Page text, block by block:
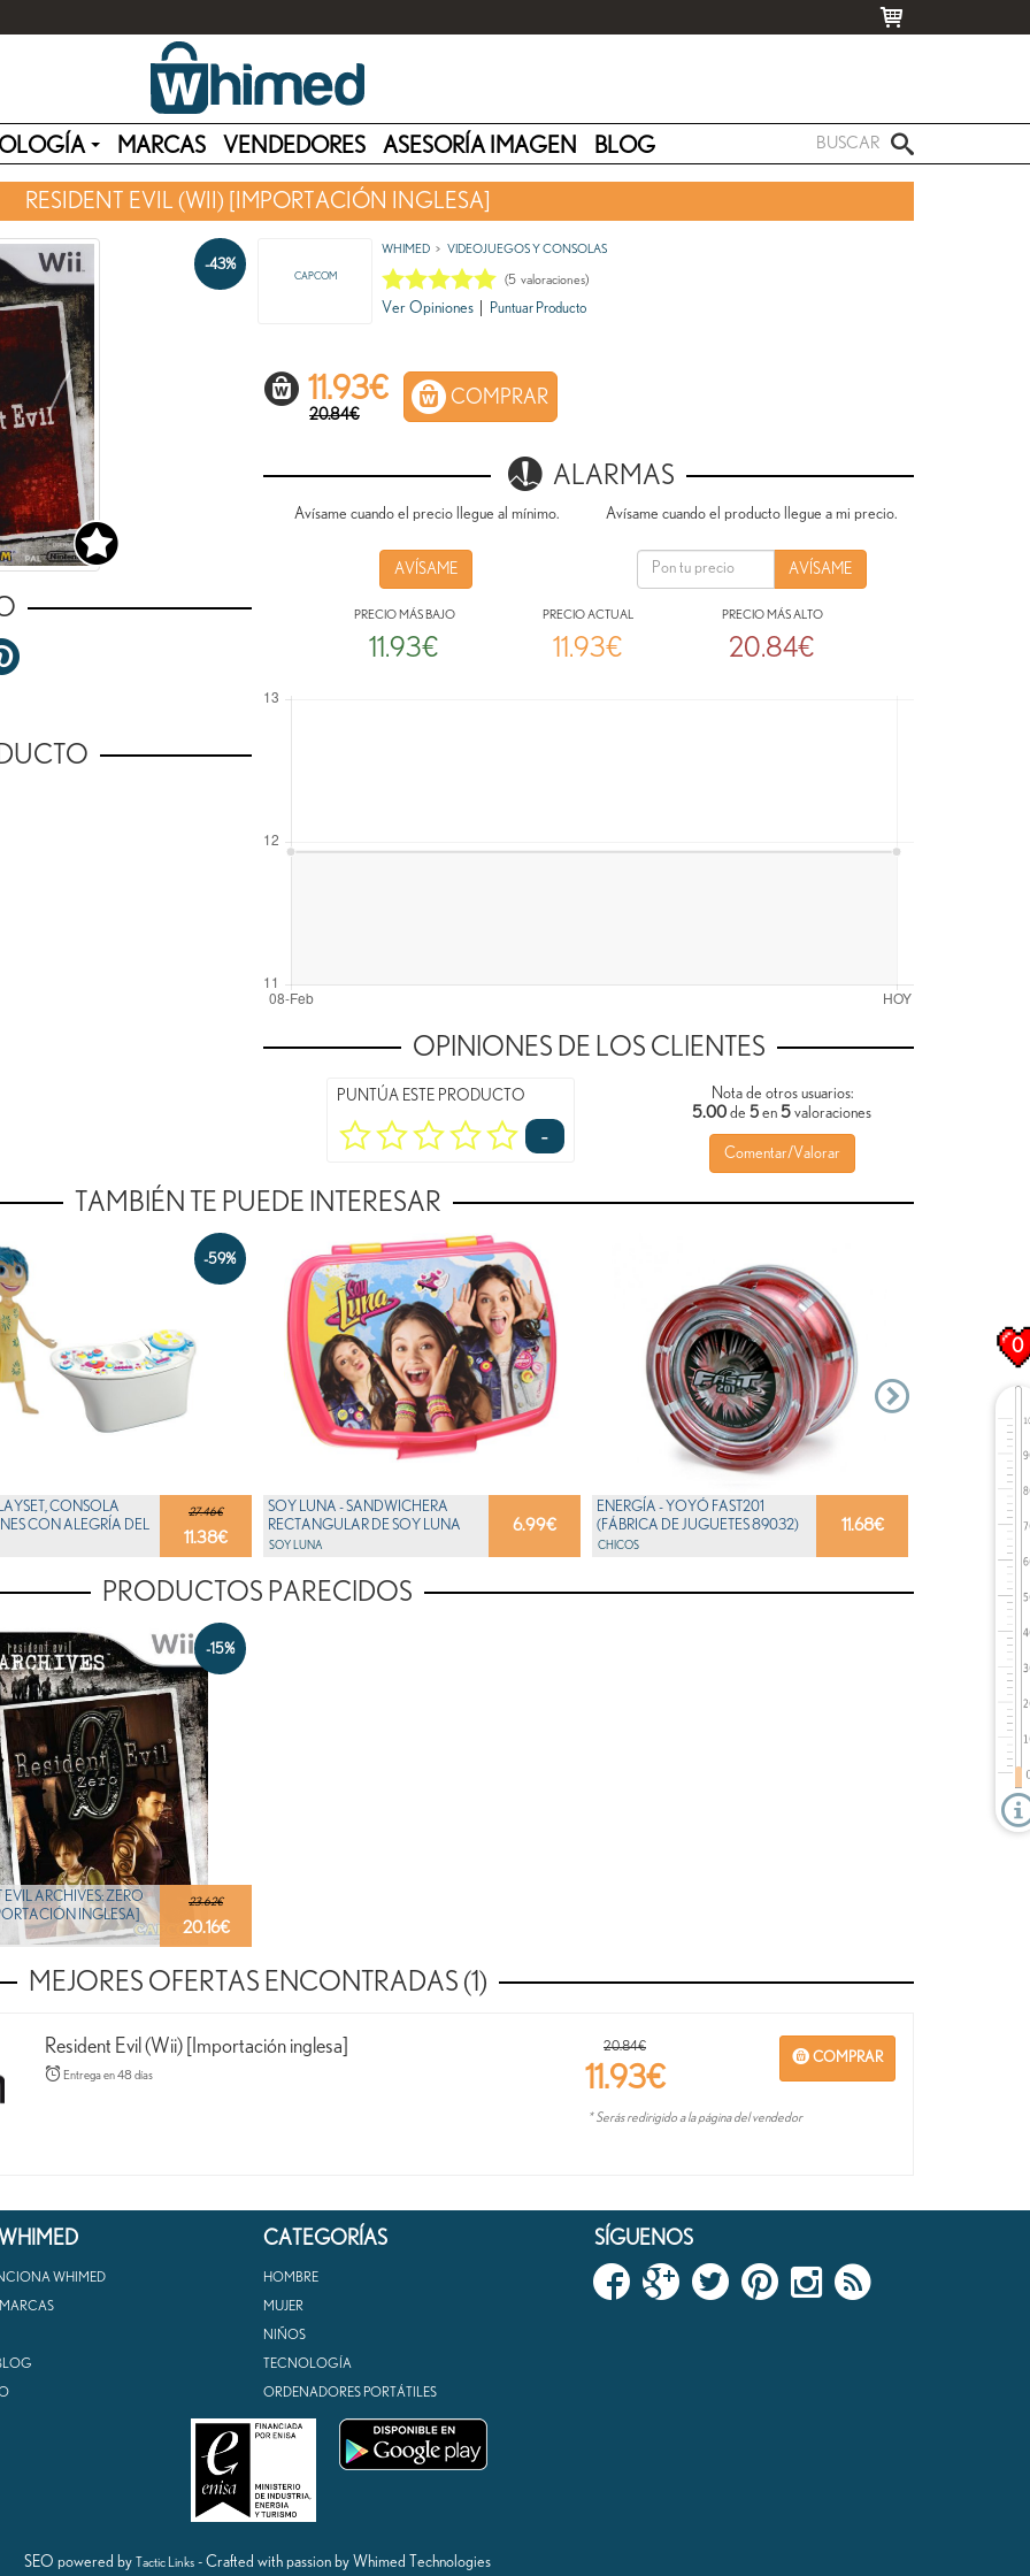
MARCAS VENDEDORES ASESORÍA IMAGEN BLOG
RESIDENT EVIL (WII) [IMPORTACIÓN INGLESA]
-43%
CAPCOM
WHIMED VIDEOJUEGOS Y CONSOLAS
(5 valoraciones)
Ver Opiniones Puntuar Producto
20.84€
11.93€ COMPRAR
ALARMAS
Avísame cuando el precio llegue al mínimo.
AVÍSAME
Avísame cuando el producto llegue a mi precio.
PRECIO MÁS BAJO
11.93€
PRECIO ACTUAL
11.93€
PRECIO MÁS ALTO
20.84€
OPINIONES DE LOS CLIENTES
PUNTÚA ESTE PRODUCTO
-
Nota de otros usuarios:
5.00 de 5 en 5 valoraciones
Comentar/Valorar
TAMBIÉN TE PUEDE INTERESAR
-59%
27.46€
11.38€
CONSOLA
CON ALEGRÍA DEL
6.99€
SOY LUNA - SANDWICHERA
RECTANGULAR DE SOY LUNA
SOY LUNA
11.68€
ENERGÍA - YOYÓ FAST201
(FÁBRICA DE JUGUETES 89032)
CHICOS
PRODUCTOS PARECIDOS
-15%
23.62€
20.16€
EVIL ARCHIVES: ZERO
INGLESA]
MEJORES OFERTAS ENCONTRADAS (1)
Resident Evil (Wii) [Importación inglesa]
Entrega en 48 días
COMPRAR
20.84€
11.93€
* Serás redirigido a la página del vendedor
0
WHIMED
CATEGORÍAS
HOMBRE
MUJER
NIÑOS
TECNOLOGÍA
ORDENADORES PORTÁTILES
SÍGUENOS
SEO powered by Tactic Links - Crafted with passion by Whimed Technologies